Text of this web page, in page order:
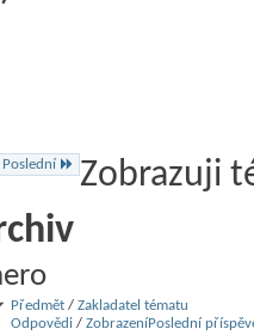
Poslední Zobrazuji
Předmět / Zakladatel tématu
Odpovědi / ZobrazeníPoslední